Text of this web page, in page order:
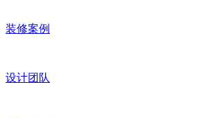
装修案例
设计团队